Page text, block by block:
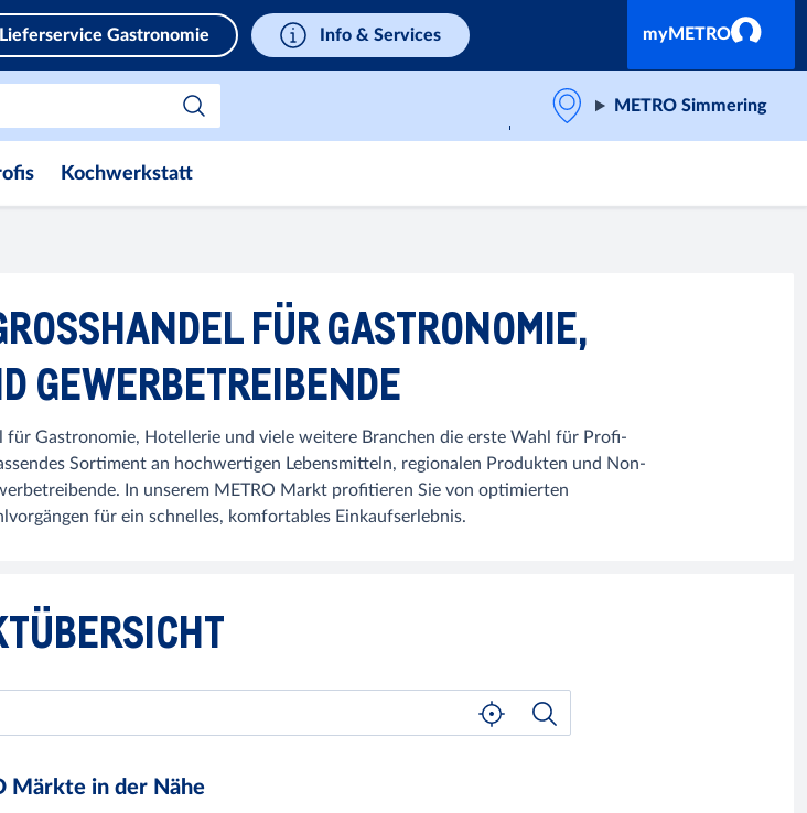
Lieferservice Gastronomie Info & Services myMETRO
METRO Simmering
Kochwerkstatt
FÜR GASTRONOMIE,
GEWERBETREIBENDE
Gastronomie, Hotellerie und viele weitere Branchen die erste Wahl für Profi-
Sortiment an hochwertigen Lebensmitteln, regionalen Produkten und Non-
In unserem METRO Markt profitieren Sie von optimierten
für ein schnelles, komfortables Einkaufserlebnis.
Märkte in der Nähe